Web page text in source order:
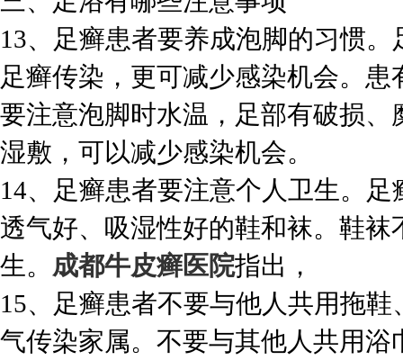
13、足癣患者要养成泡脚的习惯
足癣传染，更可减少感染机会。
要注意泡脚时水温，足部有破损
湿敷，可以减少感染机会。
14、足癣患者要注意个人卫生。
透气好、吸湿性好的鞋和袜。鞋
生。 成都牛皮癣医院指出，
15、足癣患者不要与他人共用拖
气传染家属。不要与其他人共用